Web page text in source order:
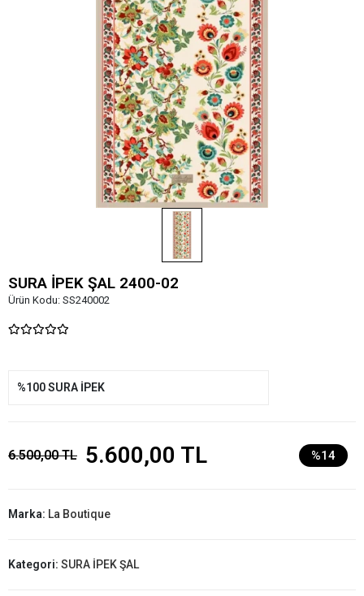
SURA İPEK ŞAL 2400-02
Ürün Kodu: SS240002
%100 SURA İPEK
6.500,00 TL 5.600,00 TL %14
Marka: La Boutique
Kategori: SURA İPEK ŞAL